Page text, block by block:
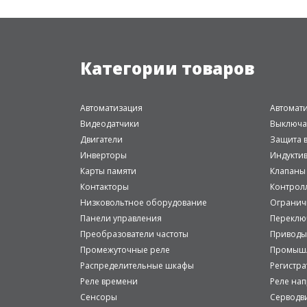
Категории товаров
Автоматизация
Видеодатчики
Двигатели
Защита
Инверторы
Карты памяти
Клапаны
Контакторы
Низковольтное оборудование
Панели управления
Преобразователи частоты
Приводы
Промежуточные реле
Распределительные шкафы
Реле времени
Реле
Сенсоры